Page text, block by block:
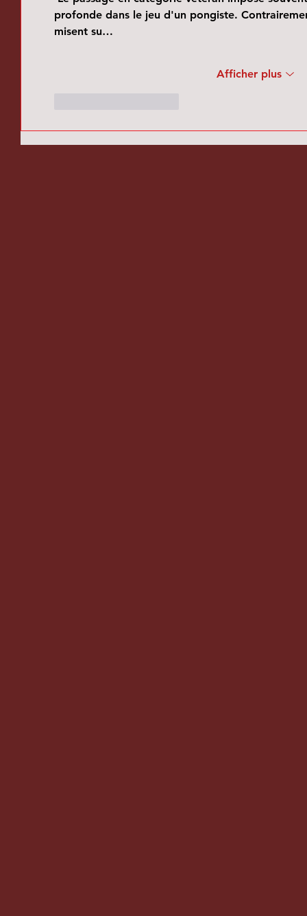
profonde dans le jeu d'un pongiste.
misent su…
Afficher plus